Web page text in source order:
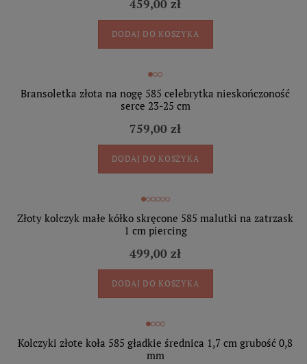
459,00 zł
DODAJ DO KOSZYKA
Bransoletka złota na nogę 585 celebrytka nieskończoność
serce 23-25 cm
759,00 zł
DODAJ DO KOSZYKA
Złoty kolczyk małe kółko skręcone 585 malutki na zatrzask
1 cm piercing
499,00 zł
DODAJ DO KOSZYKA
Kolczyki złote koła 585 gładkie średnica 1,7 cm grubość 0,8
mm